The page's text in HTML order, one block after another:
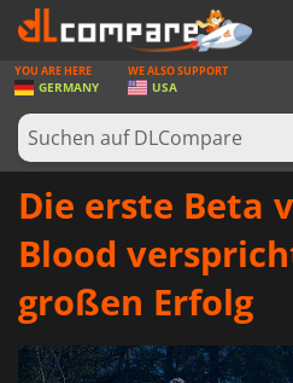
SPIELE
SPIEL KARTEN
SOFTWARE
NACHRICHTEN
ANMELDEN ODER REGISTRIEREN
YOU ARE HERE
GERMANY
WE ALSO SUPPORT
USA
Die erste Beta
Blood
großen Erfolg